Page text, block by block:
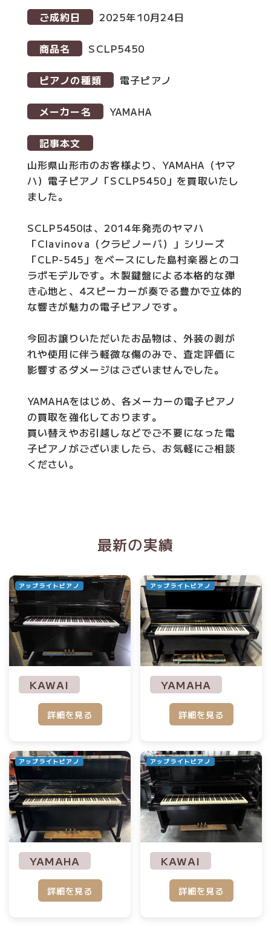
ご成約日 2025年10月24日
商品名 SCLP5450
ピアノの種類 電子ピアノ
メーカー名 YAMAHA
記事本文
山形県山形市のお客様より、YAMAHA（ヤマ
ハ）電子ピアノ「SCLP5450」を買取いたし
ました。
SCLP5450は、2014年発売のヤマハ
「Clavinova（クラビノーバ）」シリーズ
「CLP-545」をベースにした島村楽器とのコ
ラボモデルです。木製鍵盤による本格的な弾
き心地と、4スピーカーが奏でる豊かで立体的
な響きが魅力の電子ピアノです。
今回お譲りいただいたお品物は、外装の剥が
れや使用に伴う軽微な傷のみで、査定評価に
影響するダメージはございませんでした。
YAMAHAをはじめ、各メーカーの電子ピアノ
の買取を強化しております。
買い替えやお引越しなどでご不要になった電
子ピアノがございましたら、お気軽にご相談
ください。
最新の実績
アップライトピアノ
KAWAI
詳細を見る
アップライトピアノ
YAMAHA
詳細を見る
アップライトピアノ
YAMAHA
詳細を見る
アップライトピアノ
KAWAI
詳細を見る